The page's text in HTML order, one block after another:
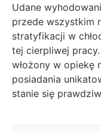
Udane
przede wszystkim
stratyfikacji w
tej cierpliwej
włożony w opiekę
posiadania
stanie się